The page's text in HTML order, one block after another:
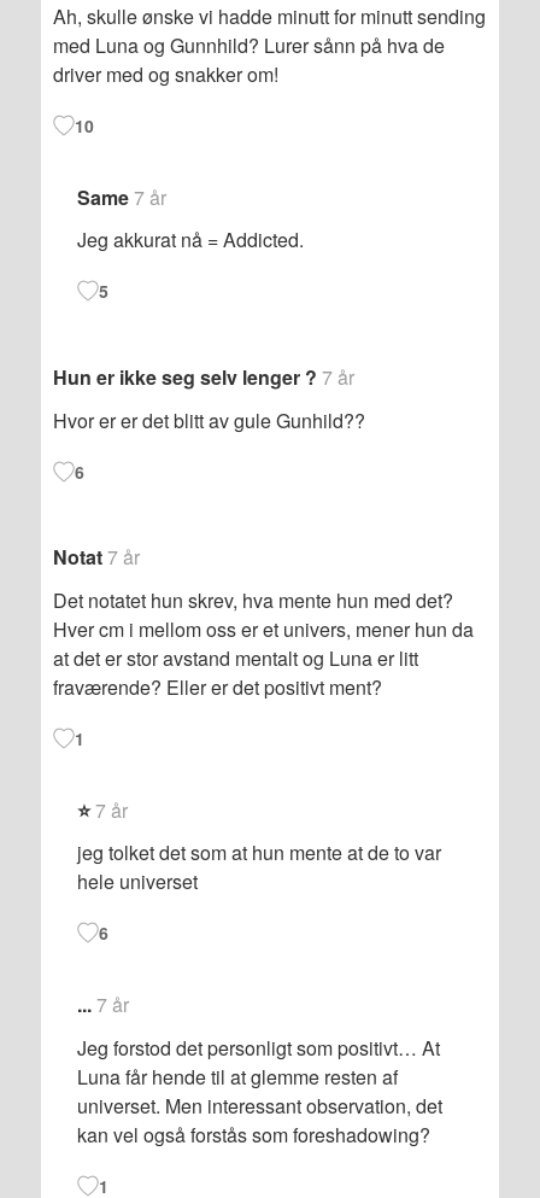
Ah, skulle ønske vi hadde minutt for minutt sending
med Luna og Gunnhild? Lurer sånn på hva de
driver med og snakker om!
10
Same7 år
Jeg akkurat nå = Addicted.
5
Hun er ikke seg selv lenger ? 7 år
Hvor er er det blitt av gule Gunhild??
6
Notat7 år
Det notatet hun skrev, hva mente hun med det?
Hver cm i mellom oss er et univers, mener hun da
at det er stor avstand mentalt og Luna er litt
fraværende? Eller er det positivt ment?
1
⭐️7 år
jeg tolket det som at hun mente at de to var
hele universet
6
...7 år
Jeg forstod det personligt som positivt… At
Luna får hende til at glemme resten af
universet. Men interessant observation, det
kan vel også forstås som foreshadowing?
1